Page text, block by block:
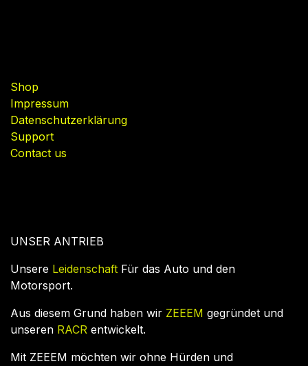
Shop
Impressum
Datenschutzerklärung
Support
Contact us
UNSER ANTRIEB
Unsere Leidenschaft Für das Auto und den
Motorsport.
Aus diesem Grund haben wir ZEEEM gegründet und
unseren RACR entwickelt.
Mit ZEEEM möchten wir ohne Hürden und